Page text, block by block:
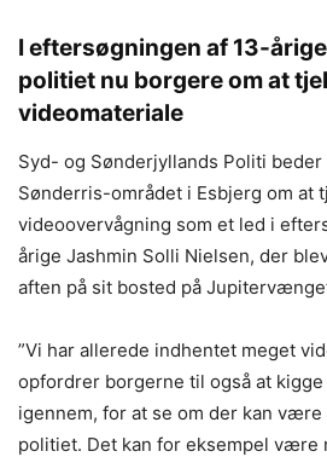
I eftersøgningen af 13-
politiet nu borgere om at
videomateriale
Syd- og Sønderjyllands Politi
Sønderris-området i Esbjerg om at
videoovervågning som et led i
årige Jashmin Solli Nielsen, der
aften på sit bosted på
”Vi har allerede indhentet meget
opfordrer borgerne til også at
igennem, for at se om der kan
politiet. Det kan for eksempel være